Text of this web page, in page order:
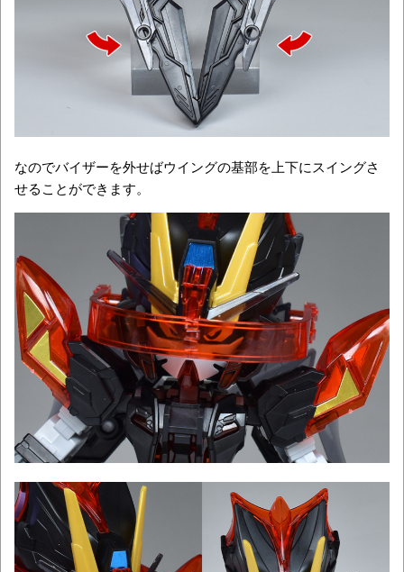
なのでバイザーを外せばウイングの基部を上下にスイングさ
せることができます。